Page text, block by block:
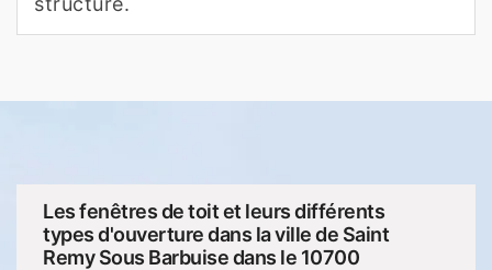
Les fenêtres de toit et leurs différents
types d'ouverture dans la ville de Saint
Remy Sous Barbuise dans le 10700